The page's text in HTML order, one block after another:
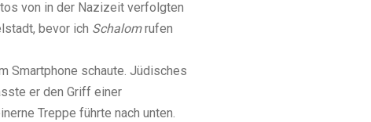
von in der Nazizeit verfolgten
bevor ich Schalomrufen
Smartphone schaute. Jüdisches
er den Griff einer
Treppe führte nach unten.